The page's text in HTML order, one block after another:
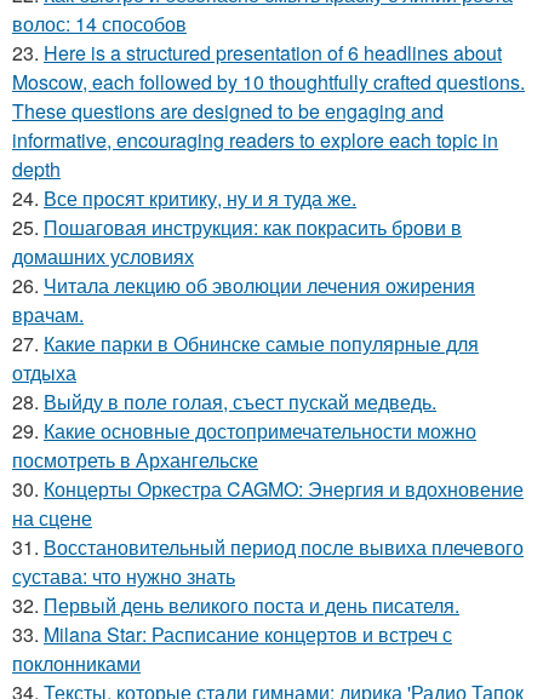
волос: 14 способов
23. Here is a structured presentation of 6 headlines about
Moscow, each followed by 10 thoughtfully crafted questions.
These questions are designed to be engaging and
informative, encouraging readers to explore each topic in
depth
24. Все просят критику, ну и я туда же.
25. Пошаговая инструкция: как покрасить брови в
домашних условиях
26. Читала лекцию об эволюции лечения ожирения
врачам.
27. Какие парки в Обнинске самые популярные для
отдыха
28. Выйду в поле голая, съест пускай медведь.
29. Какие основные достопримечательности можно
посмотреть в Архангельске
30. Концерты Оркестра CAGMO: Энергия и вдохновение
на сцене
31. Восстановительный период после вывиха плечевого
сустава: что нужно знать
32. Первый день великого поста и день писателя.
33. Milana Star: Расписание концертов и встреч с
поклонниками
34. Тексты, которые стали гимнами: лирика 'Радио Тапок